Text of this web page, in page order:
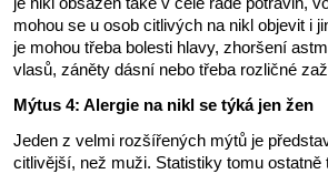
mohou se u osob citlivých na nikl objevit i
je mohou třeba bolesti hlavy, zhoršení
vlasů, záněty dásní nebo třeba rozličné
Mýtus 4: Alergie na nikl se týká jen žen
Jeden z velmi rozšířených mýtů je
citlivější, než muži. Statistiky tomu ostatně